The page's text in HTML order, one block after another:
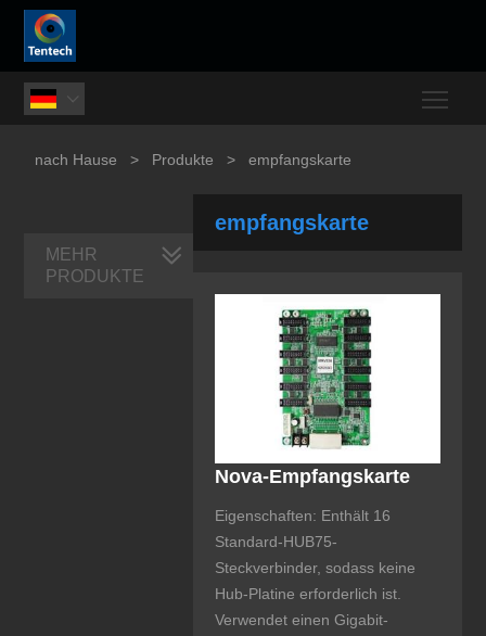

nach Hause > Produkte > empfangskarte
empfangskarte
Nova-Empfangskarte
Eigenschaften: Enthält 16
Standard-HUB75-
Steckverbinder, sodass keine
Hub-Platine erforderlich ist.
Verwendet einen Gigabit-
MEHR
PRODUKTE